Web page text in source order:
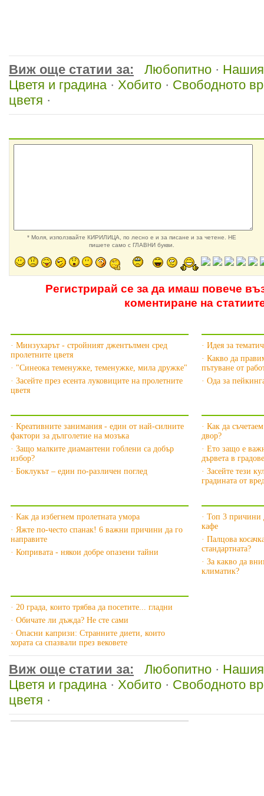
Виж още статии за: Любопитно ·
Цветя и градина· Хобито · Свободното
цветя ·
* Моля, използвайте КИРИЛИЦА, по лесно е и за писане и за четене. НЕ
пишете само с ГЛАВНИ букви.
Регистрирай се за да имаш повече
коментиране на
· Минзухарът - стройният джентълмен сред
пролетните цветя
· "Синеока теменужке, теменужке, мила дружке"
· Засейте през есента луковиците на пролетните
цветя
· Идея за
· Какво да
пътуване от
· Ода за
· Креативните занимания - един от най-силните
фактори за дълголетие на мозъка
· Защо малките диамантени гоблени са добър
избор?
· Боклукът – един по-различен поглед
· Как да
двор?
· Ето защо е
дървета в
· Засейте тези
градината от
· Как да избегнем пролетната умора
· Яжте по-често спанак! 6 важни причини да го
направите
· Копривата - някои добре опазени тайни
· Топ 3 причини
кафе
· Палцова
стандартната?
· За какво да
климатик?
· 20 града, които трябва да посетите... гладни
· Обичате ли дъжда? Не сте сами
· Опасни капризи: Странните диети, които
хората са спазвали през вековете
Виж още статии за: Любопитно ·
Цветя и градина· Хобито · Свободното
цветя ·